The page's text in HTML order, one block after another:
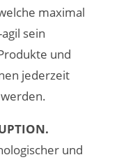
maximal
sein
und
jederzeit
und